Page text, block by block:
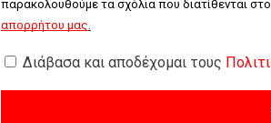
παρακολουθούμε τα σχόλια που διατίθενται
απορρήτου μας.
Διάβασα και αποδέχομαι τους